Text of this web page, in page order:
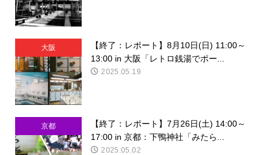
大阪
【終了：レポート】8月10日(日) 11:00～
13:00 in 大阪「レトロ銭湯でポー...
2025.05.19
京都
【終了：レポート】7月26日(土) 14:00～
17:00 in 京都：下鴨神社「みたら...
2025.05.02